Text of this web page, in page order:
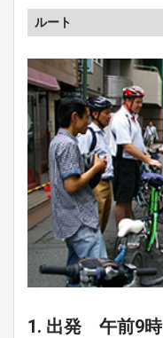
ルート
1. 出発 午前9時